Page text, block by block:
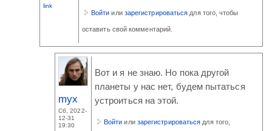
link
Войти или зарегистрироваться для того, чтобы
оставить свой комментарий.
myx
Сб, 2022-
12-31
19:30
Вот и я не знаю. Но пока другой
планеты у нас нет, будем пытаться
устроиться на этой.
Войти или зарегистрироваться для того,